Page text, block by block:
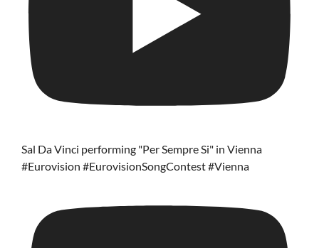
Sal Da Vinci performing "Per Sempre Si" in Vienna
#Eurovision #EurovisionSongContest #Vienna